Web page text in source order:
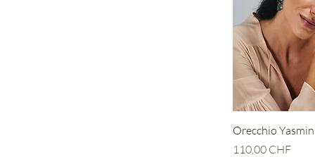
Vista
Orecchio Yasmin
Prezzo
110,00 CHF